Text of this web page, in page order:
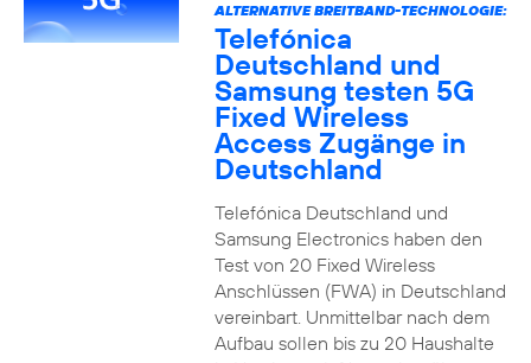
ALTERNATIVE BREITBAND-TECHNOLOGIE:
Telefónica
Deutschland und
Samsung testen 5G
Fixed Wireless
Access Zugänge in
Deutschland
Telefónica Deutschland und
Samsung Electronics haben den
Test von 20 Fixed Wireless
Anschlüssen (FWA) in Deutschland
vereinbart. Unmittelbar nach dem
Aufbau sollen bis zu 20 Haushalte